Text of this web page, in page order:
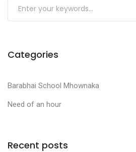
Categories
Barabhai School Mhownaka
Need of an hour
Recent posts